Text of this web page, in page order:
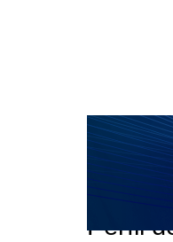
CAPA
NOTÍCIAS
PARA
Perfil